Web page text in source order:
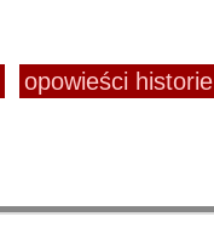
opowieści